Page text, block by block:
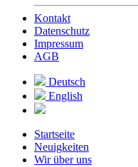
Kontakt
Datenschutz
Impressum
AGB
Deutsch
English
Startseite
Neuigkeiten
Wir über uns